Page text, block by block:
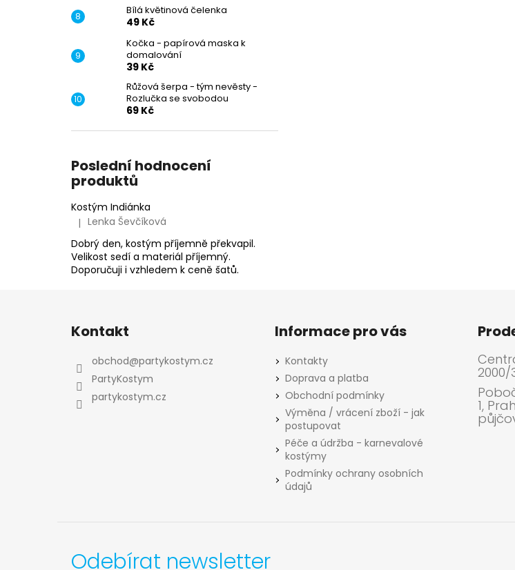
Bílá květinová čelenka
49 Kč
Kočka - papírová maska k
domalování
39 Kč
Růžová šerpa - tým nevěsty -
Rozlučka se svobodou
69 Kč
Poslední hodnocení
produktů
Kostým Indiánka
Hodnocení produktu je 5 z 5 hvězdiček.
| Lenka Ševčíková
Dobrý den, kostým příjemně překvapil.
Velikost sedí a materiál příjemný.
Doporučuji i vzhledem k ceně šatů.
Odebírat newsletter
Kontakt
obchod@partykostym.cz
PartyKostym
partykostym.cz
Informace pro vás
Kontakty
Doprava a platba
Obchodní podmínky
Výměna / vrácení zboží - jak
postupovat
Péče a údržba - karnevalové
kostýmy
Podmínky ochrany osobních
údajů
2000/
1,